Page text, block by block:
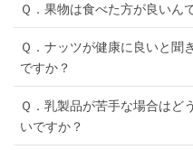
Ｑ．果物は食べた方が良いん
Ｑ．ナッツが健康に良いと聞
ですか？
Ｑ．乳製品が苦手な場合はど
いですか？